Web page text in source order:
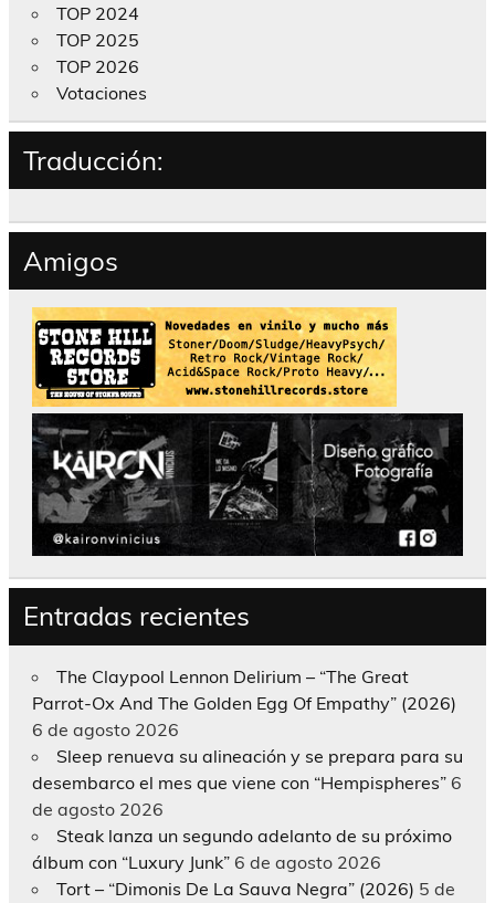
TOP 2024
TOP 2025
TOP 2026
Votaciones
Traducción:
Amigos
Entradas recientes
The Claypool Lennon Delirium – “The Great
Parrot-Ox And The Golden Egg Of Empathy” (2026)
6 de agosto 2026
Sleep renueva su alineación y se prepara para su
desembarco el mes que viene con “Hempispheres” 6
de agosto 2026
Steak lanza un segundo adelanto de su próximo
álbum con “Luxury Junk” 6 de agosto 2026
Tort – “Dimonis De La Sauva Negra” (2026) 5 de